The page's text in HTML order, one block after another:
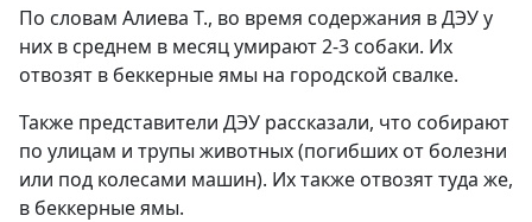
По словам Алиева Т., во время содержания в ДЭУ у
них в среднем в месяц умирают 2-3 собаки. Их
отвозят в беккерные ямы на городской свалке.
Также представители ДЭУ рассказали, что собирают
по улицам и трупы животных (погибших от болезни
или под колесами машин). Их также отвозят туда же,
в беккерные ямы.